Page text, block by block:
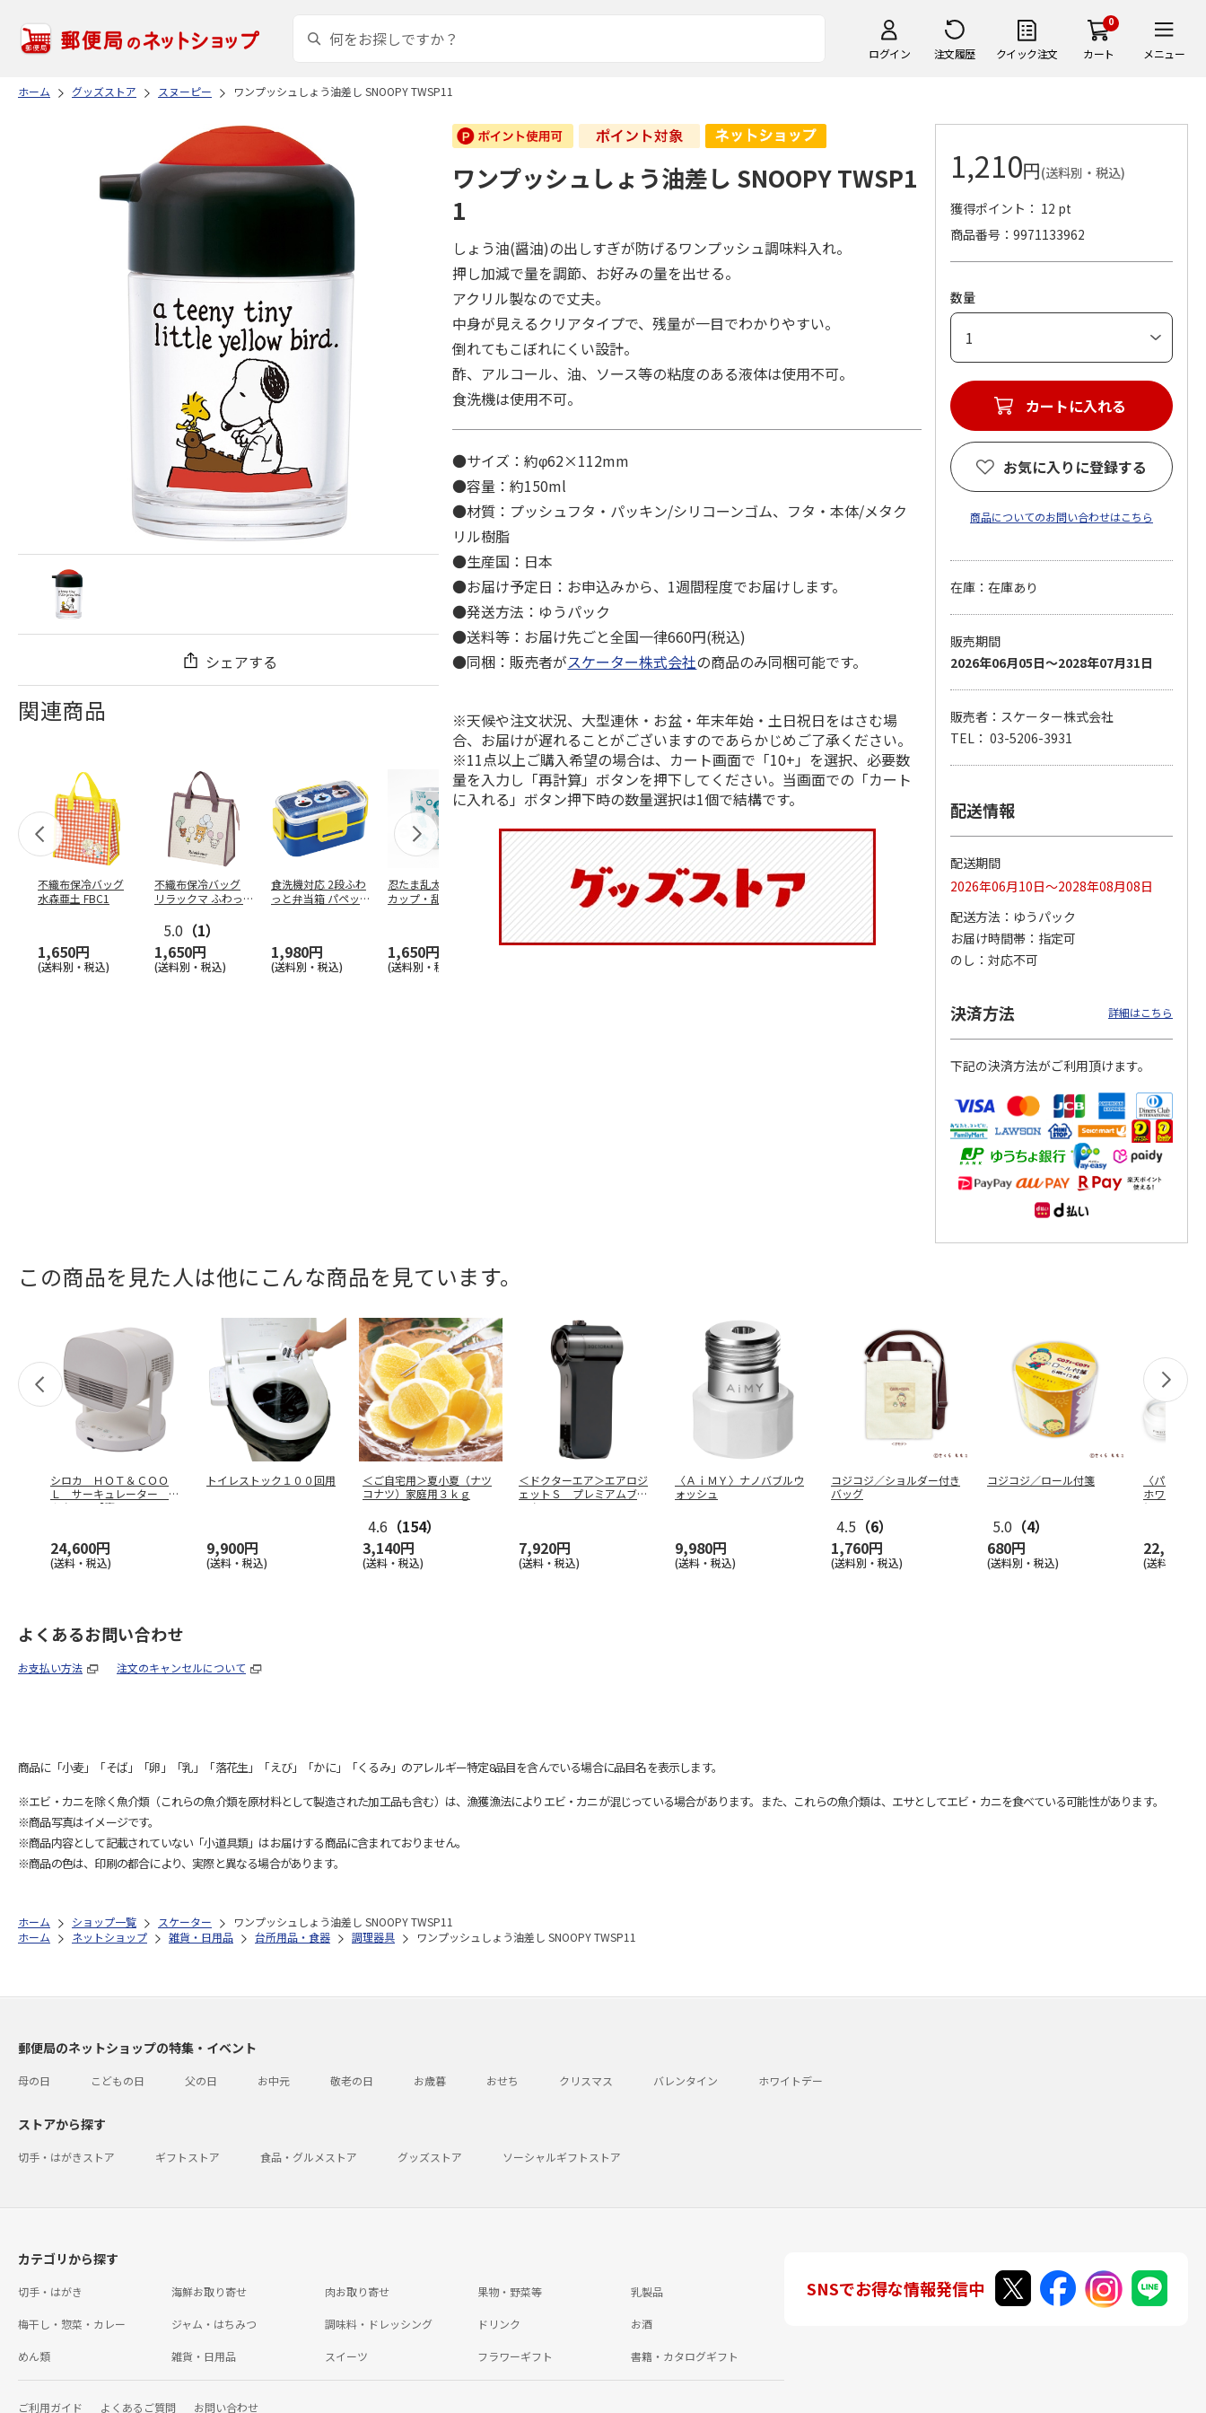
ログイン 注文履歴 クイック注文
0
カート メニュー
ホーム グッズストア スヌーピー ワンプッシュしょう油差し SNOOPY TWSP11
シェアする
関連商品
不織布保冷バッグ
水森亜土 FBC1
1,650円
(送料別・税込)
不織布保冷バッグ
リラックマ ふわっ
5.0 （1）
1,650円
(送料別・税込)
食洗機対応 2段ふわ
っと弁当箱 パペッ
1,980円
(送料別・税込)
忍たま乱太郎 マグ
カップ・乱太郎・き
1,650円
(送料別・税込)
抗菌食洗機対応 ふ
わっと弁当箱 530ml
水森亜土 PF
1,760円
マスコット入りドリ
ンクボトル ハロー
キティ PSPR5MC
3,300円
陶器ダイカットマグ
カップ ポムポムプ
リン CHMGD4
2,970円
キティ KCOB2
2,200円
ふわっとフタタイト
パペットスンスン
R…
1,485円
(送料別・税込)
八角形ステンレスマ
ワンプッシュしょう油差し SNOOPY TWSP1
1
しょう油(醤油)の出しすぎが防げるワンプッシュ調味料入れ。
押し加減で量を調節、お好みの量を出せる。
アクリル製なので丈夫。
中身が見えるクリアタイプで、残量が一目でわかりやすい。
倒れてもこぼれにくい設計。
酢、アルコール、油、ソース等の粘度のある液体は使用不可。
食洗機は使用不可。
●サイズ：約φ62×112mm
●容量：約150ml
●材質：プッシュフタ・パッキン/シリコーンゴム、フタ・本体/メタク
リル樹脂
●生産国：日本
●お届け予定日：お申込みから、1週間程度でお届けします。
●発送方法：ゆうパック
●送料等：お届け先ごと全国一律660円(税込)
●同梱：販売者がスケーター株式会社の商品のみ同梱可能です。
※天候や注文状況、大型連休・お盆・年末年始・土日祝日をはさむ場
合、お届けが遅れることがございますのであらかじめご了承ください。
※11点以上ご購入希望の場合は、カート画面で「10+」を選択、必要数
量を入力し「再計算」ボタンを押下してください。当画面での「カート
に入れる」ボタン押下時の数量選択は1個で結構です。
1,210円(送料別・税込)
獲得ポイント： 12 pt
商品番号
9971133962
数量
カートに入れる
お気に入りに登録する
商品についてのお問い合わせはこちら
在庫：在庫あり
販売期間
2026年06月05日～2028年07月31日
販売者：スケーター株式会社
TEL： 03-5206-3931
配送情報
配送期間
2026年06月10日～2028年08月08日
配送方法
ゆうパック
お届け時間帯
指定可
のし
対応不可
決済方法 詳細はこちら
下記の決済方法がご利用頂けます。
この商品を見た人は他にこんな商品を見ています。
シロカ ＨＯＴ＆ＣＯＯ
Ｌ サーキュレーター ポ
カクール【慶
24,600円
(送料・税込)
トイレストック１００回用
9,900円
(送料・税込)
＜ご自宅用＞夏小夏（ナツ
コナツ）家庭用３ｋｇ
4.6 （154）
3,140円
(送料・税込)
＜ドクターエア＞エアロジ
ェットＳ プレミアムブラ
ック
7,920円
(送料・税込)
〈ＡｉＭＹ〉ナノバブルウ
ォッシュ
9,980円
(送料・税込)
コジコジ／ショルダー付き
バッグ
4.5 （6）
1,760円
(送料別・税込)
コジコジ／ロール付箋
5.0 （4）
680円
(送料別・税込)
〈パーフェ
ホワイトニ
個
22,280円
(送料・税込)
よくあるお問い合わせ
お支払い方法 注文のキャンセルについて
商品に「小麦」「そば」「卵」「乳」「落花生」「えび」「かに」「くるみ」のアレルギー特定8品目を含んでいる場合に品目名を表示します。
※エビ・カニを除く魚介類（これらの魚介類を原材料として製造された加工品も含む）は、漁獲漁法によりエビ・カニが混じっている場合があります。また、これらの魚介類は、エサとしてエビ・カニを食べている可能性があります。
※商品写真はイメージです。
※商品内容として記載されていない「小道具類」はお届けする商品に含まれておりません。
※商品の色は、印刷の都合により、実際と異なる場合があります。
ホーム ショップ一覧 スケーター
ワンプッシュしょう油差し SNOOPY TWSP11
ホーム
ネットショップ 雑貨・日用品 台所用品・食器 調理器具 ワンプッシュしょう油差し SNOOPY TWSP11
郵便局のネットショップの特集・イベント
母の日 こどもの日 父の日 お中元 敬老の日 お歳暮 おせち クリスマス バレンタイン ホワイトデー
ストアから探す
切手・はがきストア ギフトストア 食品・グルメストア グッズストア ソーシャルギフトストア
カテゴリから探す
切手・はがき 海鮮お取り寄せ 肉お取り寄せ 果物・野菜等 乳製品
梅干し・惣菜・カレー ジャム・はちみつ 調味料・ドレッシング ドリンク お酒
めん類 雑貨・日用品 スイーツ フラワーギフト 書籍・カタログギフト
ご利用ガイド よくあるご質問 お問い合わせ
SNSでお得な情報発信中